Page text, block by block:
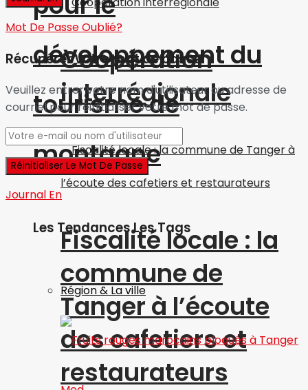
Coopération
interrégionale
Fiscalité locale : la
commune de
Tanger à l’écoute
des cafetiers et
restaurateurs
développement du
tourisme de
montagne
Les Tendances Les Tags
Région & La ville
Mot De Passe Oublié?
Récupérer votre mot de passe
Veuillez entrer votre nom d'utilisateur ou adresse de
courriel pour réinitialiser votre mot de passe.
Journal En